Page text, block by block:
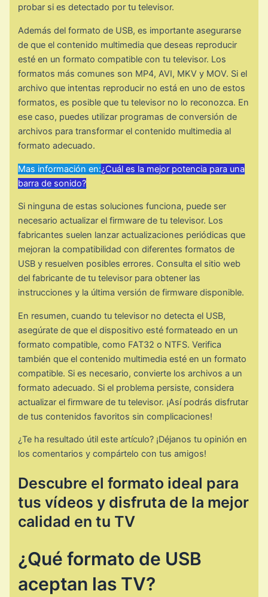
probar si es detectado por tu televisor.
Además del formato de USB, es importante asegurarse
de que el contenido multimedia que deseas reproducir
esté en un formato compatible con tu televisor. Los
formatos más comunes son MP4, AVI, MKV y MOV. Si el
archivo que intentas reproducir no está en uno de estos
formatos, es posible que tu televisor no lo reconozca. En
ese caso, puedes utilizar programas de conversión de
archivos para transformar el contenido multimedia al
formato adecuado.
Mas información en:¿Cuál es la mejor potencia para una
barra de sonido?
Si ninguna de estas soluciones funciona, puede ser
necesario actualizar el firmware de tu televisor. Los
fabricantes suelen lanzar actualizaciones periódicas que
mejoran la compatibilidad con diferentes formatos de
USB y resuelven posibles errores. Consulta el sitio web
del fabricante de tu televisor para obtener las
instrucciones y la última versión de firmware disponible.
En resumen, cuando tu televisor no detecta el USB,
asegúrate de que el dispositivo esté formateado en un
formato compatible, como FAT32 o NTFS. Verifica
también que el contenido multimedia esté en un formato
compatible. Si es necesario, convierte los archivos a un
formato adecuado. Si el problema persiste, considera
actualizar el firmware de tu televisor. ¡Así podrás disfrutar
de tus contenidos favoritos sin complicaciones!
¿Te ha resultado útil este artículo? ¡Déjanos tu opinión en
los comentarios y compártelo con tus amigos!
Descubre el formato ideal para
tus vídeos y disfruta de la mejor
calidad en tu TV
¿Qué formato de USB
aceptan las TV?